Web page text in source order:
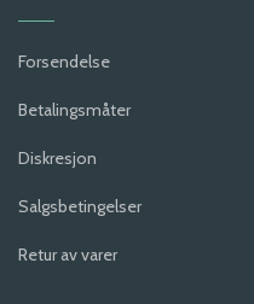
Forsendelse
Betalingsmåter
Diskresjon
Salgsbetingelser
Retur av varer